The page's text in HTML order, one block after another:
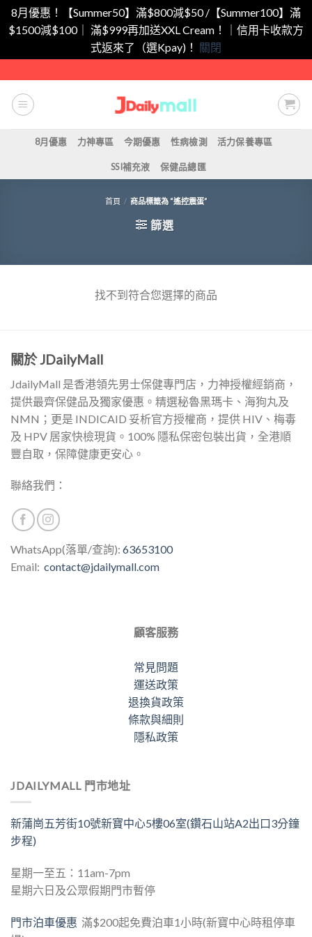
8月優惠！【Summer50】滿$800減$50 /【Summer100】滿
$1500減$100｜ 滿$999再加送XXL Cream！｜信用卡收款方
式返來了（選Kpay)！ 關閉
to
content
8月優惠 力神專區 今期優惠 性病檢測 活力保養專區
SSI補充液 保健品總匯
首頁 / 商品標籤為 “遙控震蛋”
篩選
找不到符合您選擇的商品
關於 JDailyMall
JdailyMall 是香港領先男士保健專門店，力神授權經銷商，
提供最齊保健品及獨家優惠。精選秘魯黑瑪卡、海狗丸及
NMN；更是 INDICAID 妥析官方授權商，提供 HIV、梅毒
及 HPV 居家快檢現貨。100% 隱私保密包裝出貨，全港順
豐自取，保障健康更安心。
聯絡我們：
WhatsApp(落單/查詢): 63653100
Email: contact@jdailymall.com
顧客服務
常見問題
運送政策
退換貨政策
條款與細則
隱私政策
JDAILYMALL 門市地址
新蒲崗五芳街10號新寶中心5樓06室(鑽石山站A2出口3分鐘
步程)
星期一至五：11am-7pm
星期六日及公眾假期門市暫停
門市泊車優惠 滿$200起免費泊車1小時(新寶中心時租停車